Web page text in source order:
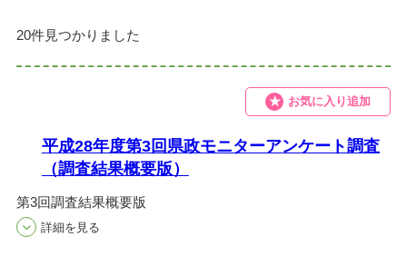
20件見つかりました
お気に入り追加
平成28年度第3回県政モニターアンケート調査
（調査結果概要版）
第3回調査結果概要版